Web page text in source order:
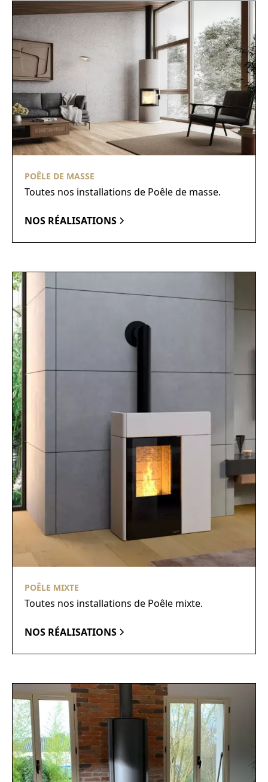
POÊLE DE MASSE
Toutes nos installations de Poêle de masse.
NOS RÉALISATIONS
POÊLE MIXTE
Toutes nos installations de Poêle mixte.
NOS RÉALISATIONS